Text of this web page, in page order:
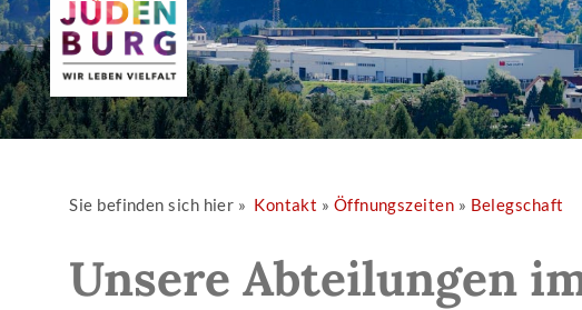
Sie befinden sich hier » Kontakt » Öffnungszeiten » Belegschaft
Unsere Abteilungen